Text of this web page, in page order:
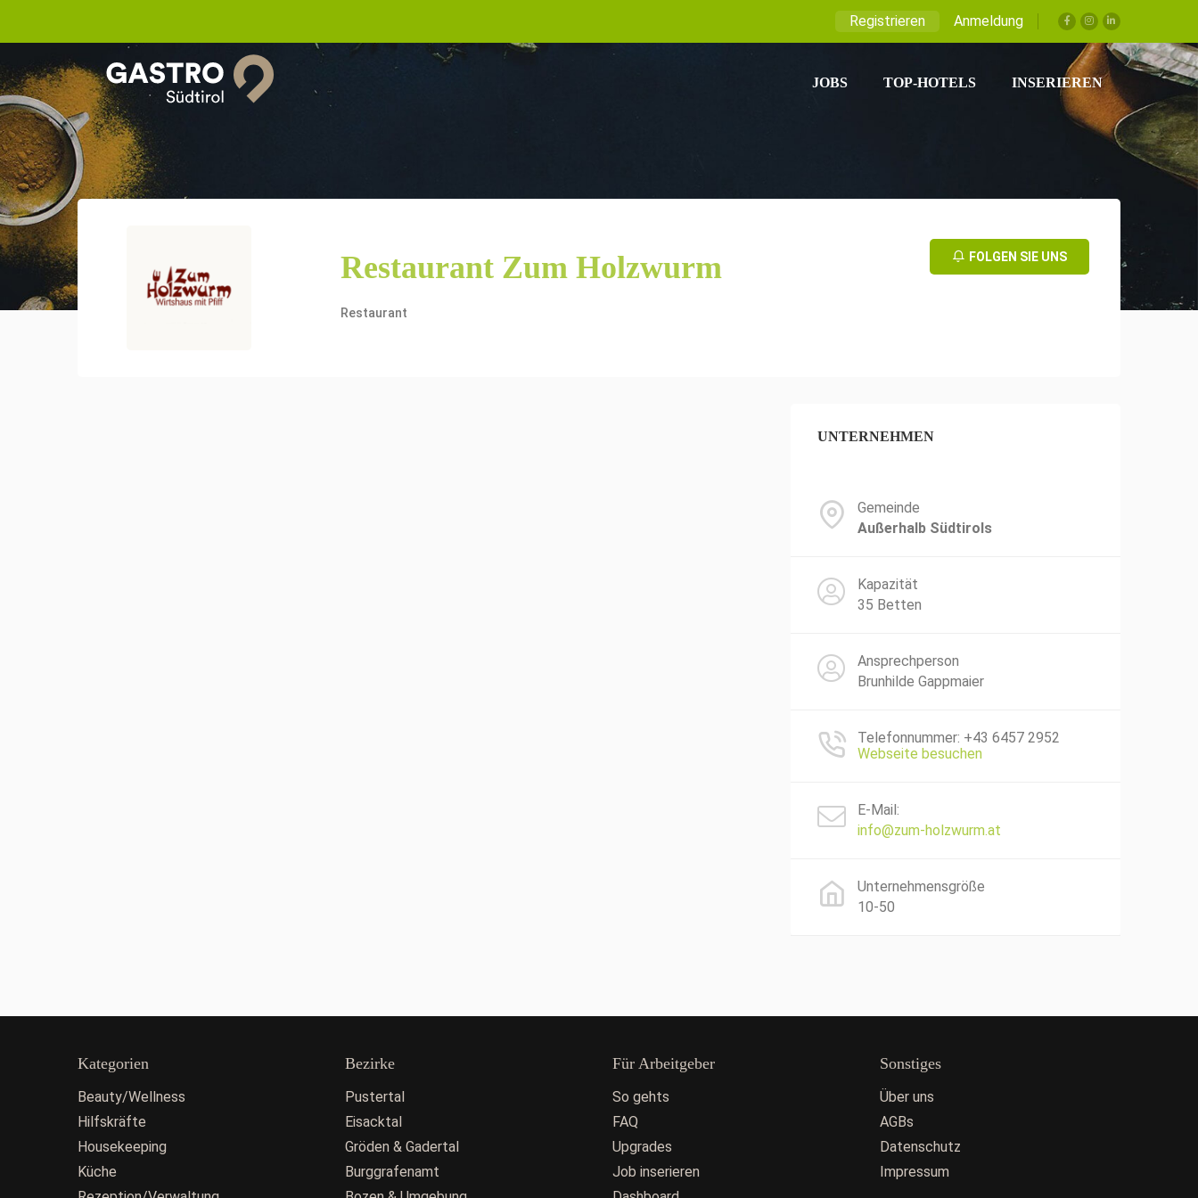
Registrieren Anmeldung
JOBS TOP-HOTELS INSERIEREN
Restaurant Zum Holzwurm
Restaurant
FOLGEN SIE UNS
UNTERNEHMEN
Gemeinde
Außerhalb Südtirols
Kapazität
35 Betten
Ansprechperson
Brunhilde Gappmaier
Telefonnummer: +43 6457 2952
Webseite besuchen
E-Mail:
info@zum-holzwurm.at
Unternehmensgröße
10-50
Kategorien
Beauty/Wellness
Hilfskräfte
Housekeeping
Küche
Bezirke
Pustertal
Eisacktal
Gröden & Gadertal
Burggrafenamt
Für Arbeitgeber
So gehts
FAQ
Upgrades
Job inserieren
Sonstiges
Über uns
AGBs
Datenschutz
Impressum